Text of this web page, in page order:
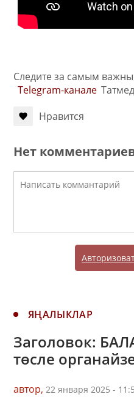
Следите за самым
Telegram-канале
Нравится
Нет
ЯҢАЛЫКЛАР
Заголовок:
төсле
автор, 22 января 2025 -